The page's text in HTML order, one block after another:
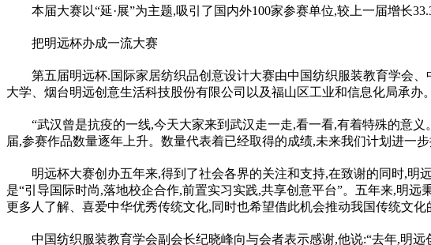
本届大赛以“延·展”为主题,吸引了国内外100家参赛单位,较上一届增长
把明远杯办成一流大赛
第五届明远杯.国际家居纺织品创意设计大赛由中国纺织服装教育学会
大学、烟台明远创意生活科技股份有限公司以及福山区工业和信息化局承办。
“武汉曾是抗疫的一线,今天大家来到武汉走一走,看一看,有着特殊的意
届,参赛作品数量逐年上升。数量代表着已经取得的成绩,未来我们计划进一
明远杯大赛创办五年来,得到了社会各界的关注和支持,在致谢的同时,
是“引导国际时尚,落地校企合作,前置实习实践,共享创意平台”。五年来,明
更多人了解、喜爱中华优秀传统文化,同时也希望借此机会推动我国传统文化
中国纺织服装教育学会副会长纪晓峰向与会者表示感谢,他说:“去年,明